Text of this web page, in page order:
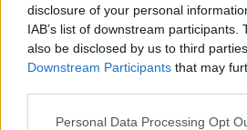
disclosure of your personal
IAB’s list of downstream participants.
also be disclosed by us to third
Downstream Participants that may
Personal Data Processing Opt